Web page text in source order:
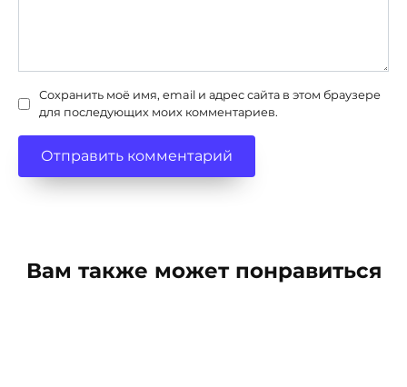
Сохранить моё имя, email и адрес сайта в этом браузере
для последующих моих комментариев.
Вам также может понравиться